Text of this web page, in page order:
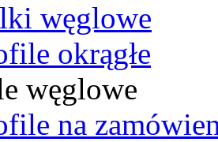
węglowe
okrągłe
węglowe
na